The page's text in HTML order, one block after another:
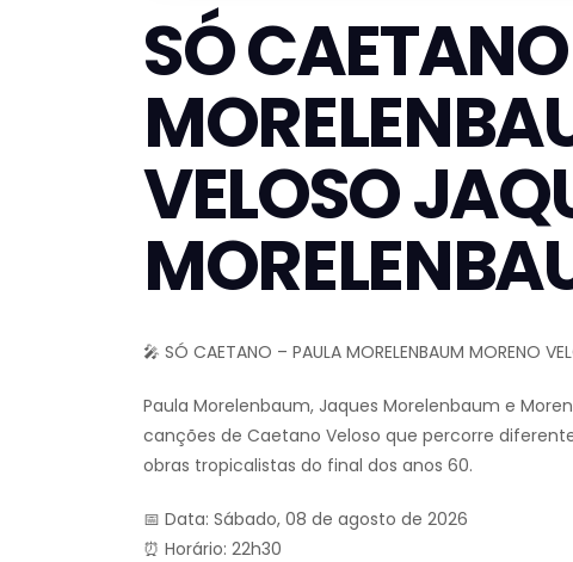
SÓ
VELOSO
🎤 SÓ CAETANO – PAULA MORELENBAUM MORENO
Paula Morelenbaum, Jaques Morelenbaum e
canções de Caetano Veloso que percorre
obras tropicalistas do final dos anos 60.
📅 Data: Sábado, 08 de agosto de 2026
⏰ Horário: 22h30